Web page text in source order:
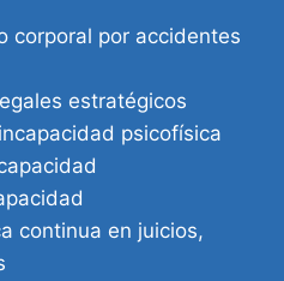
corporal por accidentes
estratégicos
psicofísica
continua en juicios,